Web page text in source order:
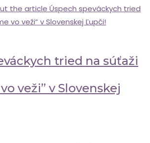
tried na súťaži
veži” v Slovenskej